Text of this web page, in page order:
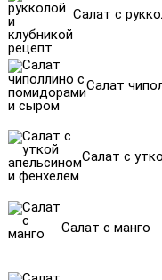
Салат с
Салат
Салат с
Салат с манго